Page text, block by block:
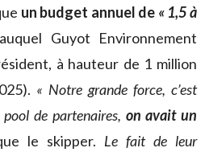
un budget annuel de « 1,5 à
auquel Guyot Environnement
à hauteur de 1 million
« Notre grande force, c’est
de partenaires, on avait un
le skipper. Le fait de leur